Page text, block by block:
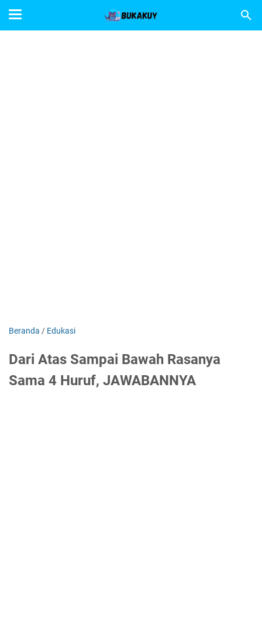
Beranda / Edukasi
Dari Atas Sampai Bawah Rasanya
Sama 4 Huruf, JAWABANNYA